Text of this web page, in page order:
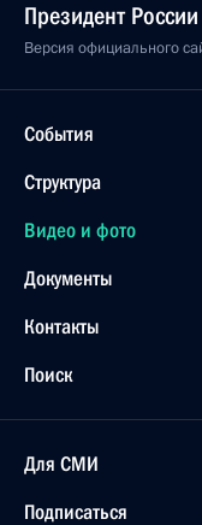
Президент России
Версия официального
События
Структура
Видео и фото
Документы
Контакты
Поиск
Для СМИ
Подписаться